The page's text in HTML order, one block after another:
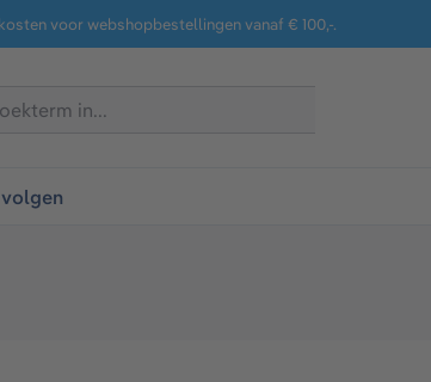
voor webshopbestellingen vanaf € 100,-.